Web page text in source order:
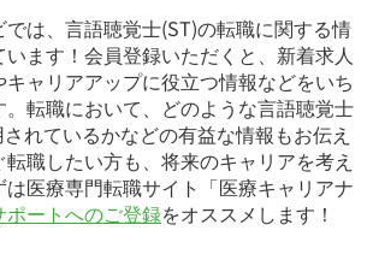
は、言語聴覚士(ST)の転職に関する情
ます！会員登録いただくと、新着求人
ャリアアップに役立つ情報などをいち
転職において、どのような言語聴覚士
れているかなどの有益な情報もお伝え
職したい方も、将来のキャリアを考え
医療専門転職サイト「医療キャリアナ
ポートへのご登録をオススメします！